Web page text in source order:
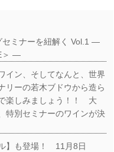
セミナーを紐解く Vol.1 ―
＞ ―
イン、そしてなんと、世界
リーの若木ブドウから造ら
楽しみましょう！！ 大
特別セミナーのワインが決
】も登場！ 11月8日